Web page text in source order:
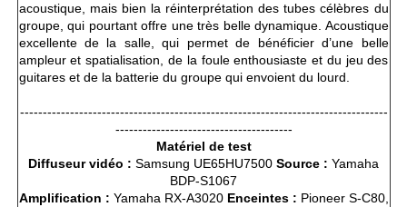
acoustique, mais bien la réinterprétation des tubes célèbres du
groupe, qui pourtant offre une très belle dynamique. Acoustique
excellente de la salle, qui permet de bénéficier d’une belle
ampleur et spatialisation, de la foule enthousiaste et du jeu des
guitares et de la batterie du groupe qui envoient du lourd.
---------------------------------------------------------------------------------
---------------------------------------
Matériel de test
Diffuseur vidéo : Samsung UE65HU7500 Source : Yamaha
BDP-S1067
Amplification : Yamaha RX-A3020 Enceintes : Pioneer S-C80,